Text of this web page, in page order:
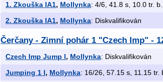
1. Zkouška IA1, Mollynka: 4/6, 41.8 s, 10.0 tr.
2. Zkouška IA1, Mollynka: Diskvalifikován
Čerčany - Zimní pohár 1 "Czech Imp" -
Czech Imp Jump I, Mollynka: Diskvalifikován
Jumping 1 I, Mollynka: 16/26, 57.15 s, 11.15 tr.